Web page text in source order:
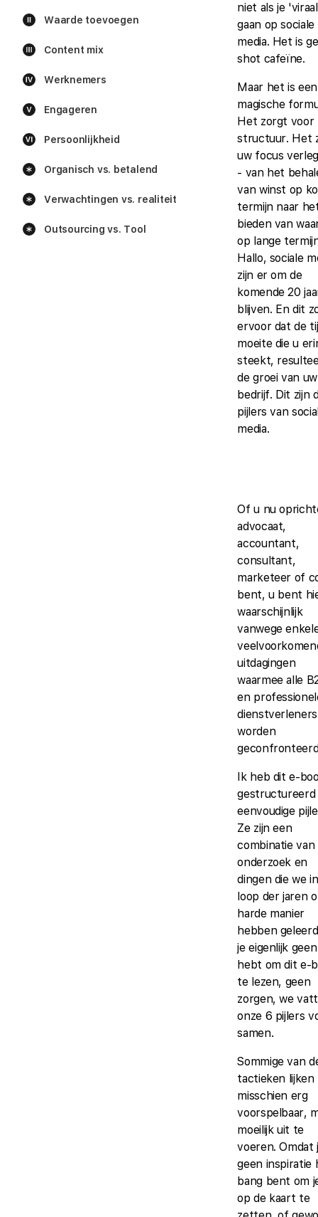
Waarde toevoegen
Content mix
Werknemers
Engageren
Persoonlijkheid
Organisch vs. betalend
Verwachtingen vs. realiteit
Outsourcing vs. Tool
niet als je
gaan op sociale
media. Het is
shot cafeïne.
Maar het is een
magische
Het zorgt voor
structuur. Het
uw focus
- van het
van winst op
termijn naar
bieden van
op lange
Hallo, sociale
zijn er om de
komende 20
blijven. En dit
ervoor dat de
moeite die u
steekt,
de groei van uw
bedrijf. Dit zijn
pijlers van
media.
Of u nu
advocaat,
accountant,
consultant,
marketeer of
bent, u bent
waarschijnlijk
vanwege
uitdagingen
waarmee alle
en
dienstverleners
worden
Ik heb dit e-
gestructureerd
eenvoudige
Ze zijn een
combinatie van
onderzoek en
dingen die we
loop der jaren
harde manier
hebben
je eigenlijk
hebt om dit e-
te lezen, geen
zorgen, we
onze 6 pijlers
samen.
Sommige van
tactieken lijken
misschien erg
voorspelbaar,
moeilijk uit te
voeren. Omdat
geen inspiratie
bang bent om
op de kaart te